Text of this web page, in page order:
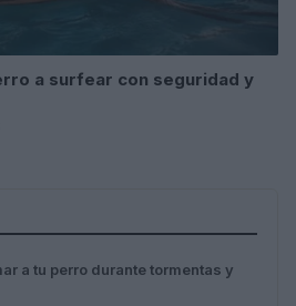
a surfear con seguridad y
a tu perro durante tormentas y